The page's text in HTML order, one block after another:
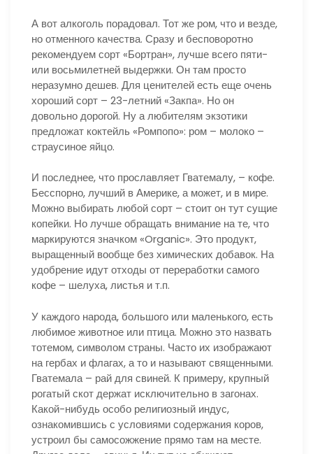
А вот алкоголь порадовал. Тот же ром, что и везде,
но отменного качества. Сразу и бесповоротно
рекомендуем сорт «Бортран», лучше всего пяти-
или восьмилетней выдержки. Он там просто
неразумно дешев. Для ценителей есть еще очень
хороший сорт – 23-летний «Закпа». Но он
довольно дорогой. Ну а любителям экзотики
предложат коктейль «Ромпопо»: ром – молоко –
страусиное яйцо.
И последнее, что прославляет Гватемалу, – кофе.
Бесспорно, лучший в Америке, а может, и в мире.
Можно выбирать любой сорт – стоит он тут сущие
копейки. Но лучше обращать внимание на те, что
маркируются значком «Organic». Это продукт,
выращенный вообще без химических добавок. На
удобрение идут отходы от переработки самого
кофе – шелуха, листья и т.п.
У каждого народа, большого или маленького, есть
любимое животное или птица. Можно это назвать
тотемом, символом страны. Часто их изображают
на гербах и флагах, а то и называют священными.
Гватемала – рай для свиней. К примеру, крупный
рогатый скот держат исключительно в загонах.
Какой-нибудь особо религиозный индус,
ознакомившись с условиями содержания коров,
устроил бы самосожжение прямо там на месте.